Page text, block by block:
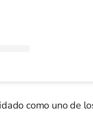
como uno de